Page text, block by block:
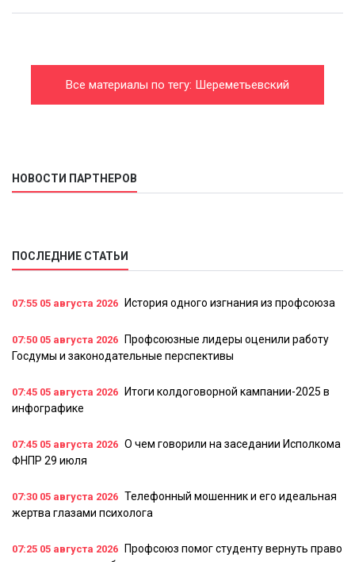
Все материалы по тегу: Шереметьевский
НОВОСТИ ПАРТНЕРОВ
ПОСЛЕДНИЕ СТАТЬИ
07:55 05 августа 2026 История одного изгнания из профсоюза
07:50 05 августа 2026
Профсоюзные лидеры оценили работу
Госдумы и законодательные перспективы
07:45 05 августа 2026
Итоги колдоговорной кампании-2025 в
инфографике
07:45 05 августа 2026 О чем говорили на заседании Исполкома
ФНПР 29 июля
07:30 05 августа 2026 Телефонный мошенник и его идеальная
жертва глазами психолога
07:25 05 августа 2026
Профсоюз помог студенту вернуть право